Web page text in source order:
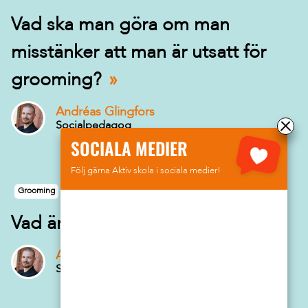
Vad ska man göra om man
misstänker att man är utsatt för
grooming?
Andréas Glingfors
Socialpedagog
Grooming
Vad är grooming?
Andréas Glingfors
Socialpedagog
SOCIALA MEDIER
Följ gärna Aktiv skola i sociala medier!